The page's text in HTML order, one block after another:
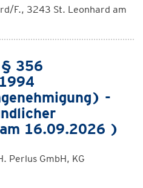
F., 3243 St. Leonhard am
§ 356
-
16.09.2026 )
Perlus GmbH, KG